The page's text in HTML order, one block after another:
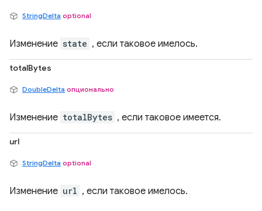
StringDelta optional
Изменение state , если таковое имелось.
totalBytes
DoubleDelta опционально
Изменение totalBytes , если таковое имеется.
url
StringDelta optional
Изменение url , если таковое имелось.